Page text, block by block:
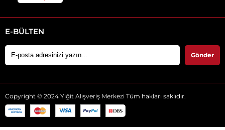
E-BÜLTEN
Gönder
Copyright © 2024 Yiğit Alışveriş Merkezi Tüm hakları saklıdır.